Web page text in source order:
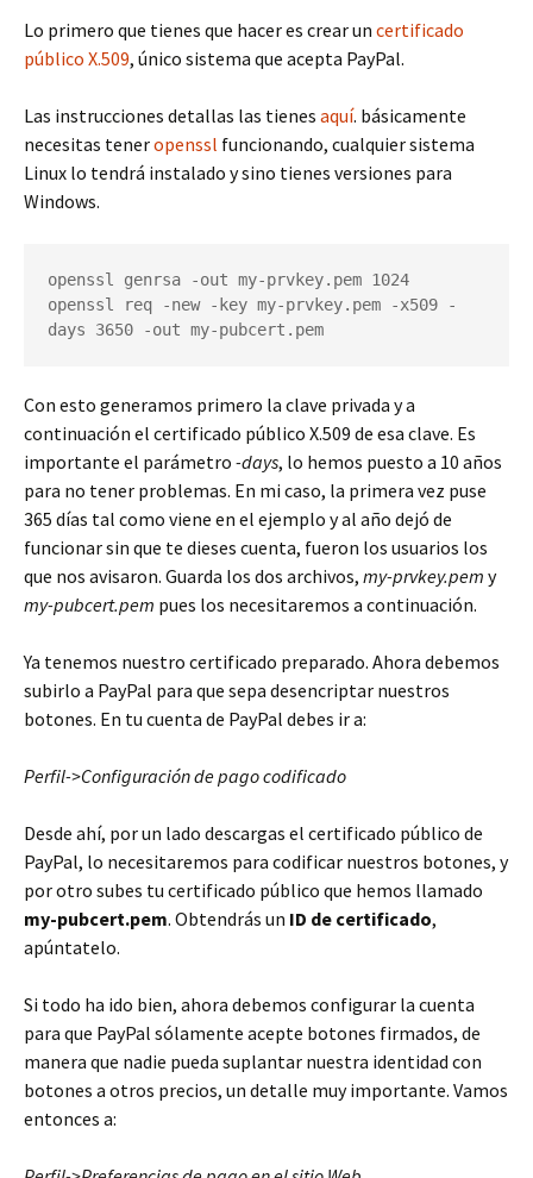
Lo primero que tienes que hacer es crear un certificado
público X.509, único sistema que acepta PayPal.
Las instrucciones detallas las tienes aquí. básicamente
necesitas teneropenssl funcionando, cualquier sistema
Linux lo tendrá instalado y sino tienes versiones para
Windows.
openssl genrsa -out my-prvkey.pem 1024
openssl req -new -key my-prvkey.pem -x509 -
days 3650 -out my-pubcert.pem
Con esto generamos primero la clave privada y a
continuación el certificado público X.509 de esa clave. Es
importante el parámetro -days, lo hemos puesto a 10 años
para no tener problemas. En mi caso, la primera vez puse
365 días tal como viene en el ejemplo y al año dejó de
funcionar sin que te dieses cuenta, fueron los usuarios los
que nos avisaron. Guarda los dos archivos, my-prvkey.pem y
my-pubcert.pem pues los necesitaremos a continuación.
Ya tenemos nuestro certificado preparado. Ahora debemos
subirlo a PayPal para que sepa desencriptar nuestros
botones. En tu cuenta de PayPal debes ir a:
Perfil->Configuración de pago codificado
Desde ahí, por un lado descargas el certificado público de
PayPal, lo necesitaremos para codificar nuestros botones, y
por otro subes tu certificado público que hemos llamado
my-pubcert.pem. Obtendrás un ID de certificado,
apúntatelo.
Si todo ha ido bien, ahora debemos configurar la cuenta
para que PayPal sólamente acepte botones firmados, de
manera que nadie pueda suplantar nuestra identidad con
botones a otros precios, un detalle muy importante. Vamos
entonces a: